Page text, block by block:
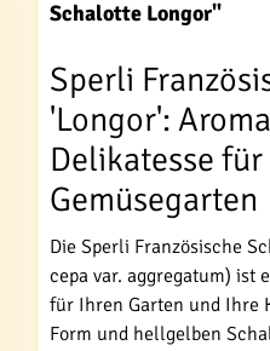
Schalotte Longor"
Sperli
'Longor':
Delikatesse
Gemüsegarten
Die Sperli Französische
cepa var. aggregatum) ist
für Ihren Garten und Ihre
Form und hellgelben